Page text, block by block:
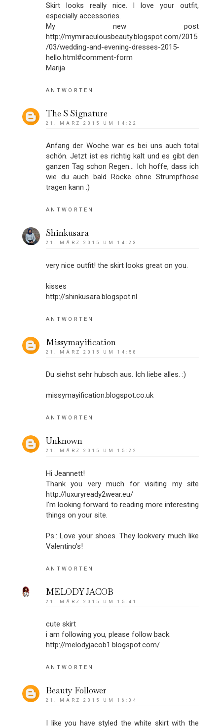
Skirt looks really nice. I love your outfit,
especially accessories.
My new post
http://mymiraculousbeauty.blogspot.com/2015
/03/wedding-and-evening-dresses-2015-
hello.html#comment-form
Marija
ANTWORTEN
The S Signature
21. MÄRZ 2015 UM 14:22
Anfang der Woche war es bei uns auch total
schön. Jetzt ist es richtig kalt und es gibt den
ganzen Tag schon Regen... Ich hoffe, dass ich
wie du auch bald Röcke ohne Strumpfhose
tragen kann :)
ANTWORTEN
Shinkusara
21. MÄRZ 2015 UM 14:23
very nice outfit! the skirt looks great on you.
kisses
http://shinkusara.blogspot.nl
ANTWORTEN
Missymayification
21. MÄRZ 2015 UM 14:58
Du siehst sehr hubsch aus. Ich liebe alles. :)
missymayification.blogspot.co.uk
ANTWORTEN
Unknown
21. MÄRZ 2015 UM 15:22
Hi Jeannett!
Thank you very much for visiting my site
http://luxuryready2wear.eu/
I'm looking forward to reading more interesting
things on your site.
Ps.: Love your shoes. They lookvery much like
Valentino's!
ANTWORTEN
MELODY JACOB
21. MÄRZ 2015 UM 15:41
cute skirt
i am following you, please follow back.
http://melodyjacob1.blogspot.com/
ANTWORTEN
Beauty Follower
21. MÄRZ 2015 UM 16:04
I like you have styled the white skirt with the